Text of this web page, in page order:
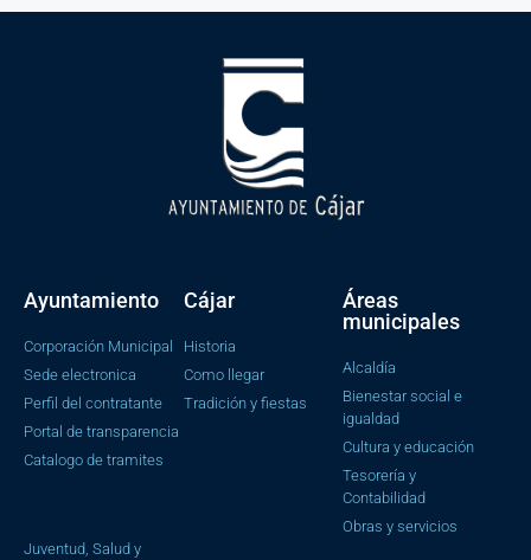
Ayuntamiento
Corporación Municipal
Sede electronica
Perfil del contratante
Portal de transparencia
Catalogo de tramites
Cájar
Historia
Como llegar
Tradición y fiestas
Áreas
municipales
Alcaldía
Bienestar social e
igualdad
Cultura y educación
Tesorería y
Contabilidad
Obras y servicios
Juventud, Salud y